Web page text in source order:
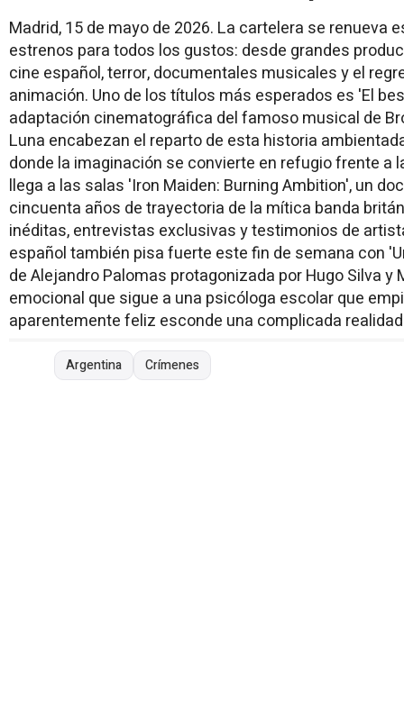
Madrid, 15 de mayo de 2026. La cartelera se renueva
estrenos para todos los gustos: desde grandes
cine español, terror, documentales musicales y el
animación. Uno de los títulos más esperados es 'El
adaptación cinematográfica del famoso musical de
Luna encabezan el reparto de esta historia
donde la imaginación se convierte en refugio frente a
llega a las salas 'Iron Maiden: Burning Ambition', un
cincuenta años de trayectoria de la mítica banda
inéditas, entrevistas exclusivas y testimonios de
español también pisa fuerte este fin de semana con
de Alejandro Palomas protagonizada por Hugo Silva y
emocional que sigue a una psicóloga escolar que
aparentemente feliz esconde una complicada
Argentina Crímenes